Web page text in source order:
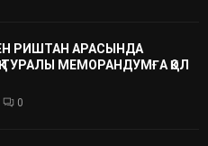
РИШТАН АРАСЫНДА
ТУРАЛЫ МЕМОРАНДУМҒА ҚОЛ
0